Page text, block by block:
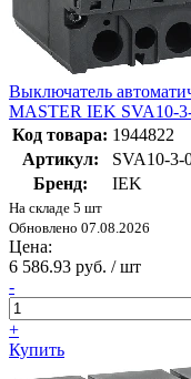
Выключатель
MASTER IEK SVA10-
Код товара: 1944822
Артикул:
SVA10-3-
Бренд:
IEK
На складе 5 шт
Обновлено 07.08.2026
Цена:
6 586.93 руб. / шт
-
+
Купить